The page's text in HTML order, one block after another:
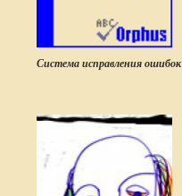
Система исправления ошибок